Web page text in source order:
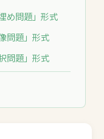
め問題」形式
問題」形式
問題」形式